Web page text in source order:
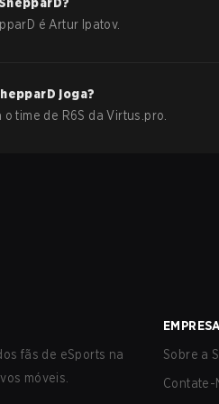
é Artur Ipatov.
joga?
o time de R6S daVirtus.pro
fãs de eSports na
móveis.
EMPRESA
Sobre a
Contate-